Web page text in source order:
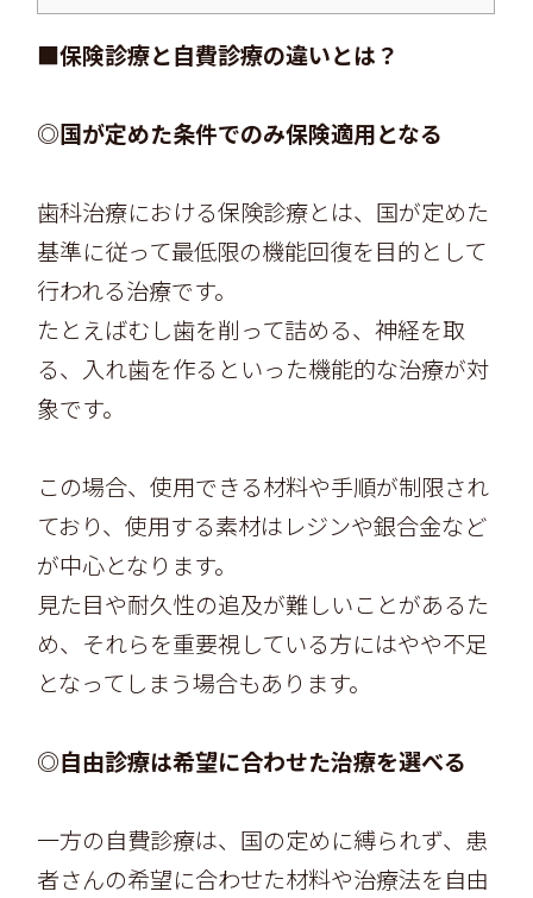
■保険診療と自費診療の違いとは？
◎国が定めた条件でのみ保険適用となる
歯科治療における保険診療とは、国が定めた
基準に従って最低限の機能回復を目的として
行われる治療です。
たとえばむし歯を削って詰める、神経を取
る、入れ歯を作るといった機能的な治療が対
象です。
この場合、使用できる材料や手順が制限され
ており、使用する素材はレジンや銀合金など
が中心となります。
見た目や耐久性の追及が難しいことがあるた
め、それらを重要視している方にはやや不足
となってしまう場合もあります。
◎自由診療は希望に合わせた治療を選べる
一方の自費診療は、国の定めに縛られず、患
者さんの希望に合わせた材料や治療法を自由